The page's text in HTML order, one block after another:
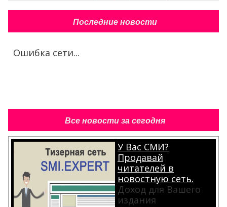
Последние новости
Ошибка сети...
Все новости за сегодня
У Вас СМИ?
Продавай
читателей в
новостную сеть.
Доход для Вашего
издания